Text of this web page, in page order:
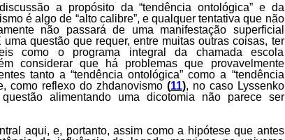
a propósito da “tendência ontológica” e da
é algo de “alto calibre”, e qualquer tentativa que não
não passará de uma manifestação superficial
questão que requer, entre muitas outras coisas, ter
como o programa integral da chamada escola
considerar que há problemas que provavelmente
tanto a “tendência ontológica” como a “tendência
como reflexo do zhdanovismo (11), no caso Lyssenko
alimentando uma dicotomia não parece ser
aqui, e, portanto, assim como a hipótese que antes